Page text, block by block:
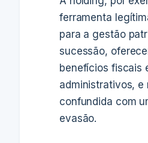
ferramenta
para a gestão
sucessão,
benefícios fiscais
administrativos, e
confundida com
evasão.